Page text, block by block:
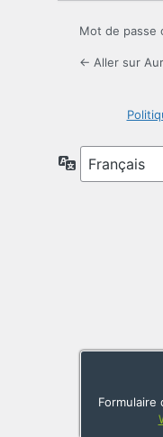
Mot de passe
← Aller sur
Langue